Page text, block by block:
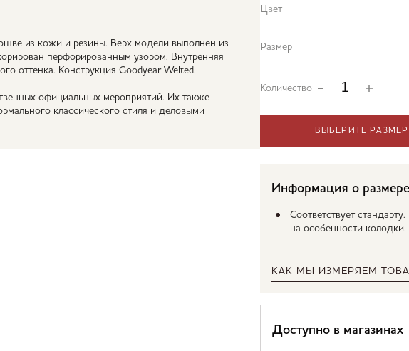
из кожи и резины. Верх модели выполнен из
перфорированным узором. Внутренняя
оттенка. Конструкция Goodyear Welted.
официальных мероприятий. Их также
классического стиля и деловыми
Цвет
Размер
Количество
ВЫБЕРИТЕ РАЗМЕР
Информация о размере
Соответствует
на особенности колодки.
КАК МЫ ИЗМЕРЯЕМ
Доступно в магазинах